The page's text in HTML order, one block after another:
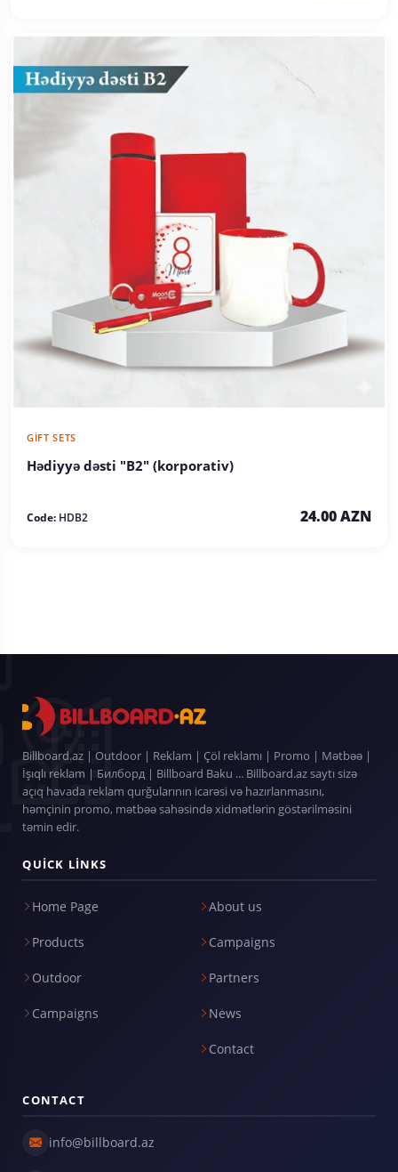
GIFT SETS
Hədiyyə dəsti "B2" (korporativ)
Code: HDB2 24.00 AZN
Billboard.az | Outdoor | Reklam | Çöl reklamı | Promo | Mətbəə |
İşıqlı reklam | Билборд | Billboard Baku ... Billboard.az saytı sizə
açıq havada reklam qurğularının icarəsi və hazırlanmasını,
həmçinin promo, mətbəə sahəsində xidmətlərin göstərilməsini
təmin edir.
QUICK LINKS
Home Page
Products
Outdoor
Campaigns
About us
Campaigns
Partners
News
Contact
CONTACT
info@billboard.az